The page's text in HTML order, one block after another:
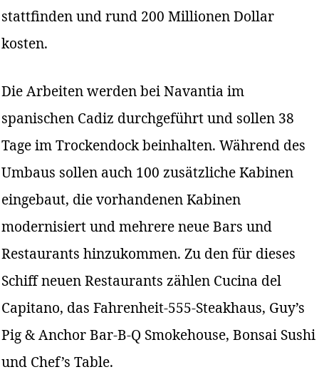
stattfinden und rund 200 Millionen Dollar
kosten.
Die Arbeiten werden bei Navantia im
spanischen Cadiz durchgeführt und sollen 38
Tage im Trockendock beinhalten. Während des
Umbaus sollen auch 100 zusätzliche Kabinen
eingebaut, die vorhandenen Kabinen
modernisiert und mehrere neue Bars und
Restaurants hinzukommen. Zu den für dieses
Schiff neuen Restaurants zählen Cucina del
Capitano, das Fahrenheit-555-Steakhaus, Guy’s
Pig & Anchor Bar-B-Q Smokehouse, Bonsai Sushi
und Chef’s Table.